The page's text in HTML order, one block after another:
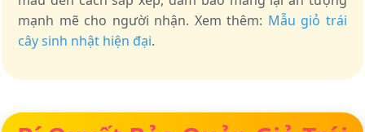
mạnh mẽ cho người nhận. Xem thêm: Mẫu giỏ trái
cây sinh nhật hiện đại.